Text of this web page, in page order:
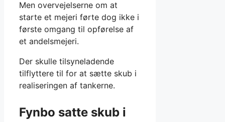
Men overvejelserne om at
starte et mejeri førte dog ikke i
første omgang til opførelse af
et andelsmejeri.
Der skulle tilsyneladende
tilflyttere til for at sætte skub i
realiseringen af tankerne.
Fynbo satte skub i